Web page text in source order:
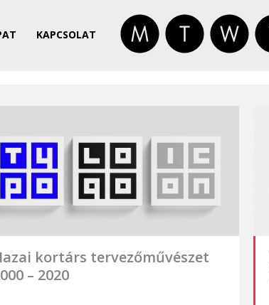
KAPCSOLAT
kortárs tervezőművészet
– 2020